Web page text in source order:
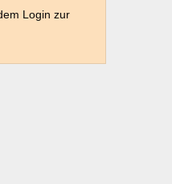
Login zur